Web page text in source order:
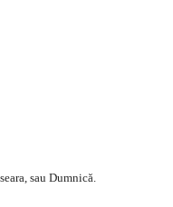
sau Dumnică.